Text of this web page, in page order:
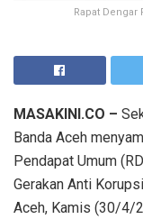
Rapat Dengar
MASAKINI.CO –
Banda Aceh
Pendapat Umum
Gerakan Anti
Aceh, Kamis (30/4/